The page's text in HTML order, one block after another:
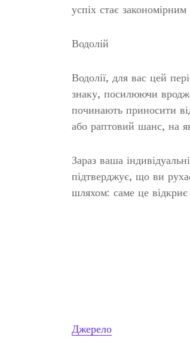
успіх стає закономірним
Водолій
Водолії, для вас цей
знаку, посилюючи
починають приносити
або раптовий шанс, на
Зараз ваша
підтверджує, що ви
шляхом: саме це відкриє
Джерело